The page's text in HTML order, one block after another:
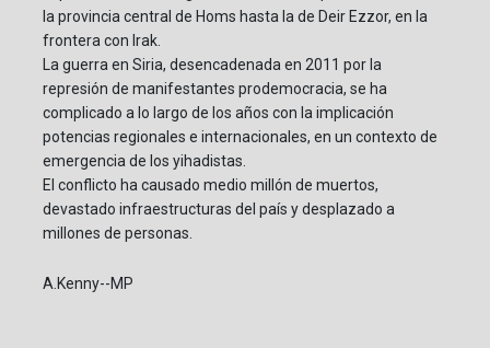
la provincia central de Homs hasta la de Deir Ezzor, en la
frontera con Irak.
La guerra en Siria, desencadenada en 2011 por la
represión de manifestantes prodemocracia, se ha
complicado a lo largo de los años con la implicación
potencias regionales e internacionales, en un contexto de
emergencia de los yihadistas.
El conflicto ha causado medio millón de muertos,
devastado infraestructuras del país y desplazado a
millones de personas.
A.Kenny--MP